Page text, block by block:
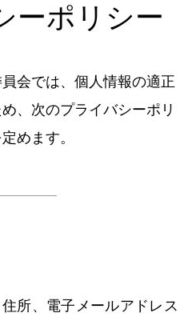
ーポリシー
会では、個人情報の適正
、次のプライバシーポリ
めます。
所、電子メールアドレス